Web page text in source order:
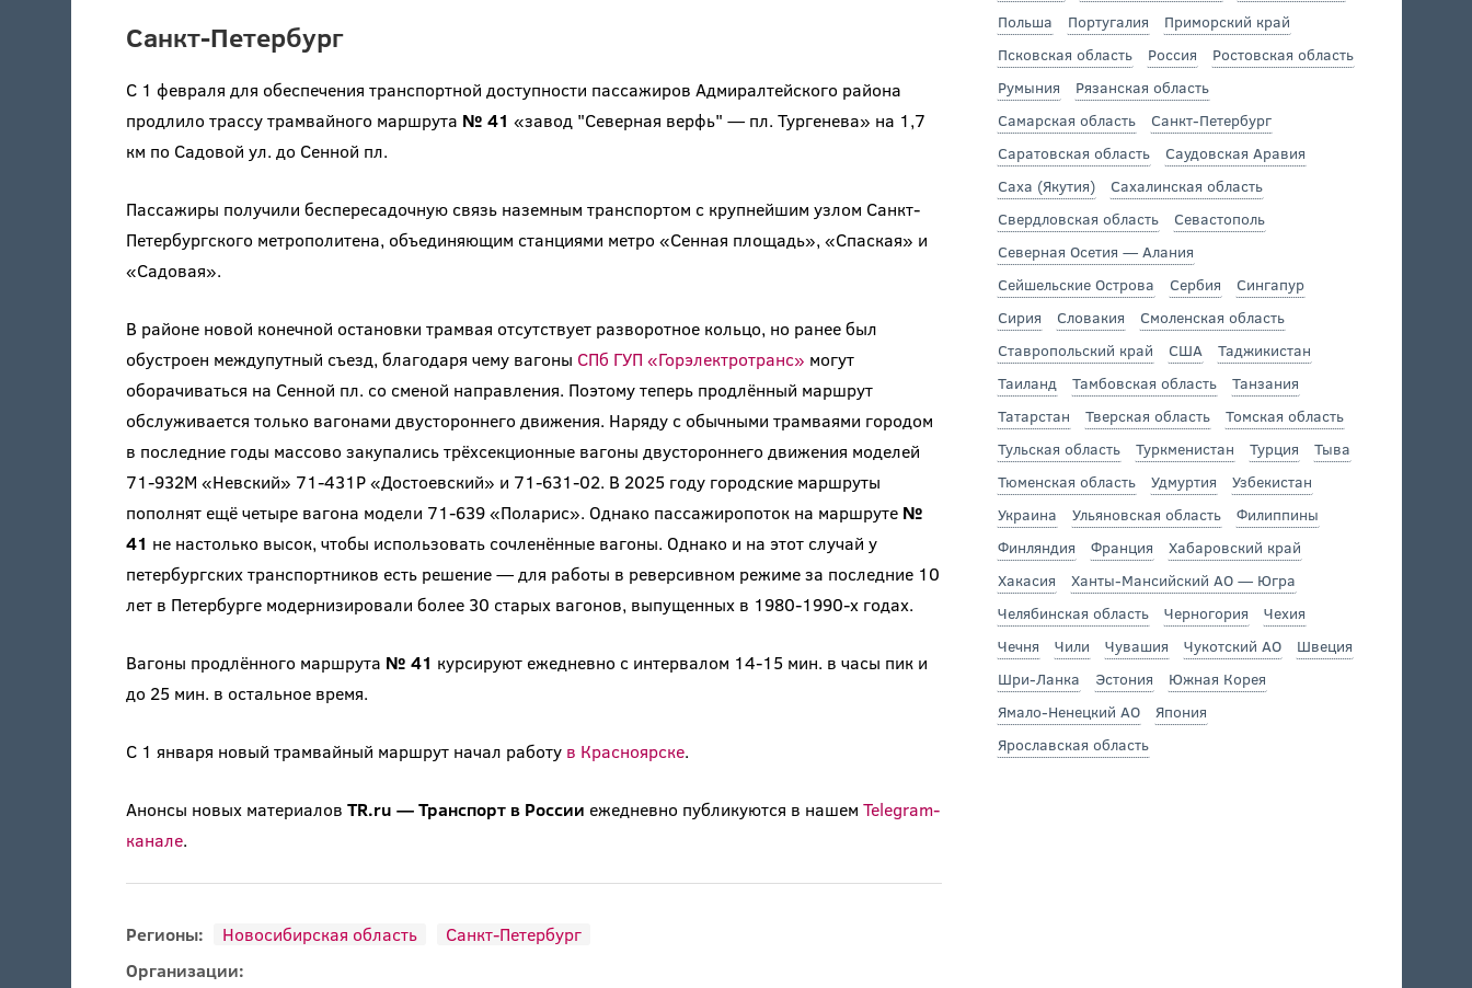
Санкт-Петербург
С 1 февраля для обеспечения транспортной доступности пассажиров Адмиралтейского района
продлило трассу трамвайного маршрута № 41 «завод "Северная верфь" — пл. Тургенева» на 1,7
км по Садовой ул. до Сенной пл.
Пассажиры получили беспересадочную связь наземным транспортом с крупнейшим узлом Санкт-
Петербургского метрополитена, объединяющим станциями метро «Сенная площадь», «Спаская» и
«Садовая».
В районе новой конечной остановки трамвая отсутствует разворотное кольцо, но ранее был
обустроен междупутный съезд, благодаря чему вагоны СПб ГУП «Горэлектротранс» могут
оборачиваться на Сенной пл. со сменой направления. Поэтому теперь продлённый маршрут
обслуживается только вагонами двустороннего движения. Наряду с обычными трамваями городом
в последние годы массово закупались трёхсекционные вагоны двустороннего движения моделей
71-932М «Невский» 71-431Р «Доcтоевский» и 71-631-02. В 2025 году городские маршруты
пополнят ещё четыре вагона модели 71-639 «Поларис». Однако пассажиропоток на маршруте №
41 не настолько высок, чтобы использовать сочленённые вагоны. Однако и на этот случай у
петербургских транспортников есть решение — для работы в реверсивном режиме за последние 10
лет в Петербурге модернизировали более 30 старых вагонов, выпущенных в 1980-1990-х годах.
Вагоны продлённого маршрута № 41 курсируют ежедневно с интервалом 14-15 мин. в часы пик и
до 25 мин. в остальное время.
С 1 января новый трамвайный маршрут начал работу в Красноярске.
Анонсы новых материалов TR.ru — Транспорт в России ежедневно публикуются в нашем Telegram-
канале.
Регионы: Новосибирская область
Санкт-Петербург
Организации:
Польша
Португалия
Приморский край
Псковская область
Россия
Ростовская область
Румыния
Рязанская область
Самарская область
Санкт-Петербург
Саратовская область
Саудовская Аравия
Саха (Якутия)
Сахалинская область
Свердловская область
Севастополь
Северная Осетия — Алания
Сейшельские Острова
Сербия
Сингапур
Сирия
Словакия
Смоленская область
Ставропольский край
США
Таджикистан
Таиланд
Тамбовская область
Танзания
Татарстан
Тверская область
Томская область
Тульская область
Туркменистан Турция
Тыва
Тюменская область
Удмуртия
Узбекистан
Украина
Ульяновская область
Филиппины
Финляндия
Франция
Хабаровский край
Хакасия
Ханты-Мансийский АО — Югра
Челябинская область
Черногория
Чехия
Чечня
Чили Чувашия Чукотский АО
Швеция
Шри-Ланка
Эстония
Южная Корея
Ямало-Ненецкий АО
Япония
Ярославская область